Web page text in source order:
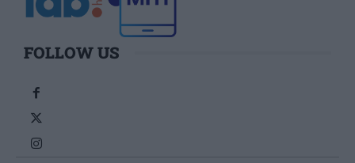
FOLLOW US